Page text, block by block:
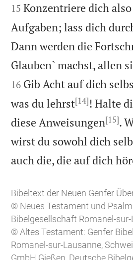
15 Konzentriere dich
Aufgaben; lass dich
Dann werden die
Glauben` machst, allen
16 Gib Acht auf dich
was du lehrst[14]! Halte
diese Anweisungen[15].
wirst du sowohl dich
auch die, die auf dich
Bibeltext der Neuen Genfer
© Neues Testament und
Bibelgesellschaft Romanel-
© Altes Testament: Genfer
Romanel-sur-Lausanne,
GmbH Gießen, Deutsche